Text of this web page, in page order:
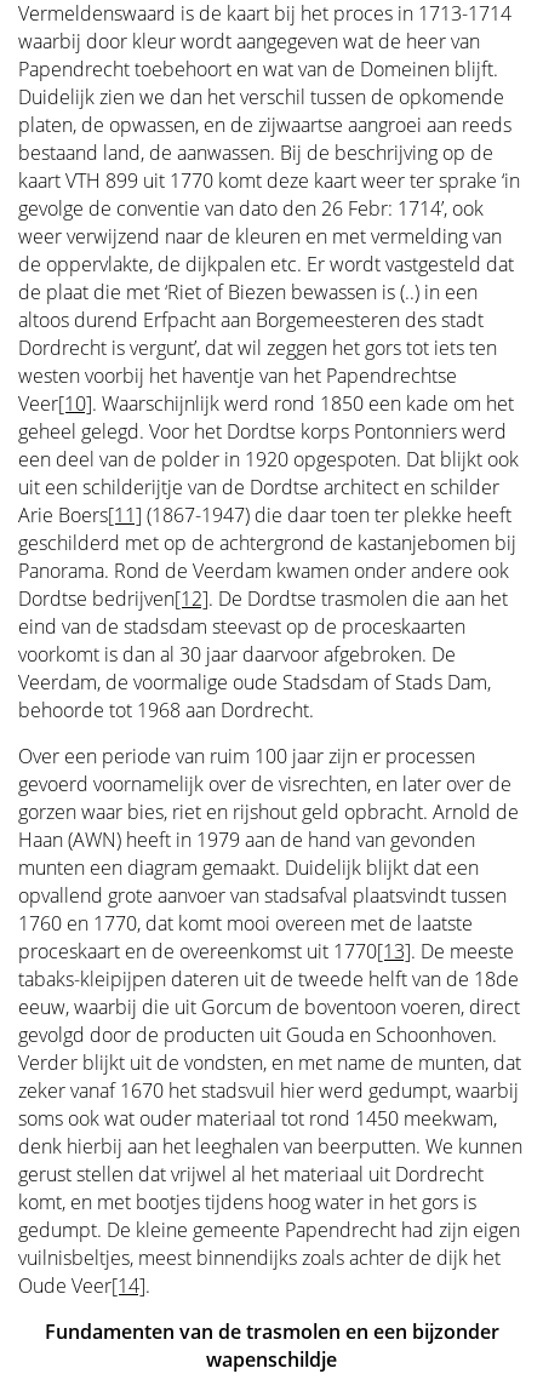
Vermeldenswaard is de kaart bij het proces in 1713-1714
waarbij door kleur wordt aangegeven wat de heer van
Papendrecht toebehoort en wat van de Domeinen blijft.
Duidelijk zien we dan het verschil tussen de opkomende
platen, de opwassen, en de zijwaartse aangroei aan reeds
bestaand land, de aanwassen. Bij de beschrijving op de
kaart VTH 899 uit 1770 komt deze kaart weer ter sprake ‘in
gevolge de conventie van dato den 26 Febr: 1714’, ook
weer verwijzend naar de kleuren en met vermelding van
de oppervlakte, de dijkpalen etc. Er wordt vastgesteld dat
de plaat die met ‘Riet of Biezen bewassen is (..) in een
altoos durend Erfpacht aan Borgemeesteren des stadt
Dordrecht is vergunt’, dat wil zeggen het gors tot iets ten
westen voorbij het haventje van het Papendrechtse
Veer[10]. Waarschijnlijk werd rond 1850 een kade om het
geheel gelegd. Voor het Dordtse korps Pontonniers werd
een deel van de polder in 1920 opgespoten. Dat blijkt ook
uit een schilderijtje van de Dordtse architect en schilder
Arie Boers[11] (1867-1947) die daar toen ter plekke heeft
geschilderd met op de achtergrond de kastanjebomen bij
Panorama. Rond de Veerdam kwamen onder andere ook
Dordtse bedrijven[12]. De Dordtse trasmolen die aan het
eind van de stadsdam steevast op de proceskaarten
voorkomt is dan al 30 jaar daarvoor afgebroken. De
Veerdam, de voormalige oude Stadsdam of Stads Dam,
behoorde tot 1968 aan Dordrecht.
Over een periode van ruim 100 jaar zijn er processen
gevoerd voornamelijk over de visrechten, en later over de
gorzen waar bies, riet en rijshout geld opbracht. Arnold de
Haan (AWN) heeft in 1979 aan de hand van gevonden
munten een diagram gemaakt. Duidelijk blijkt dat een
opvallend grote aanvoer van stadsafval plaatsvindt tussen
1760 en 1770, dat komt mooi overeen met de laatste
proceskaart en de overeenkomst uit 1770[13]. De meeste
tabaks-kleipijpen dateren uit de tweede helft van de 18de
eeuw, waarbij die uit Gorcum de boventoon voeren, direct
gevolgd door de producten uit Gouda en Schoonhoven.
Verder blijkt uit de vondsten, en met name de munten, dat
zeker vanaf 1670 het stadsvuil hier werd gedumpt, waarbij
soms ook wat ouder materiaal tot rond 1450 meekwam,
denk hierbij aan het leeghalen van beerputten. We kunnen
gerust stellen dat vrijwel al het materiaal uit Dordrecht
komt, en met bootjes tijdens hoog water in het gors is
gedumpt. De kleine gemeente Papendrecht had zijn eigen
vuilnisbeltjes, meest binnendijks zoals achter de dijk het
Oude Veer[14].
Fundamenten van de trasmolen en een bijzonder
wapenschildje